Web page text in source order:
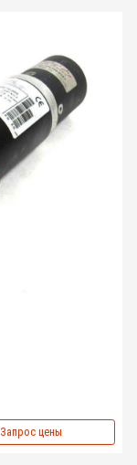
Запрос цены